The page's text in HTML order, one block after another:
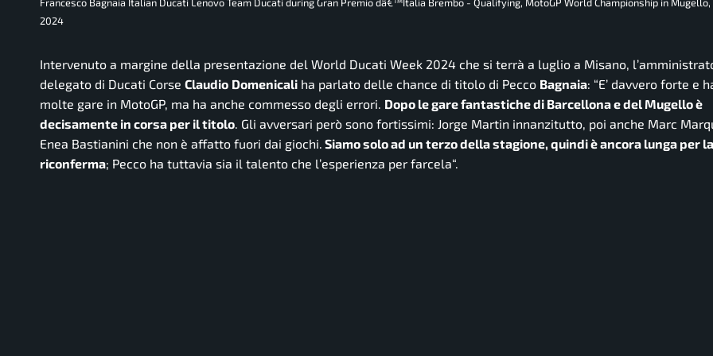
2024
Intervenuto a margine della presentazione del World Ducati Week 2024 che si terrà a luglio a Misano,
delegato di Ducati Corse Claudio Domenicali ha parlato delle chance di titolo di Pecco Bagnaia: “E’ davvero forte e
molte gare in MotoGP, ma ha anche commesso degli errori. Dopo le gare fantastiche di Barcellona e del Mugello è
decisamente in corsa per il titolo . Gli avversari però sono fortissimi: Jorge Martin innanzitutto, poi anche Marc
Enea Bastianini che non è affatto fuori dai giochi. Siamo solo ad un terzo della stagione, quindi è ancora lunga per la
riconferma; Pecco ha tuttavia sia il talento che l’esperienza per farcela“.